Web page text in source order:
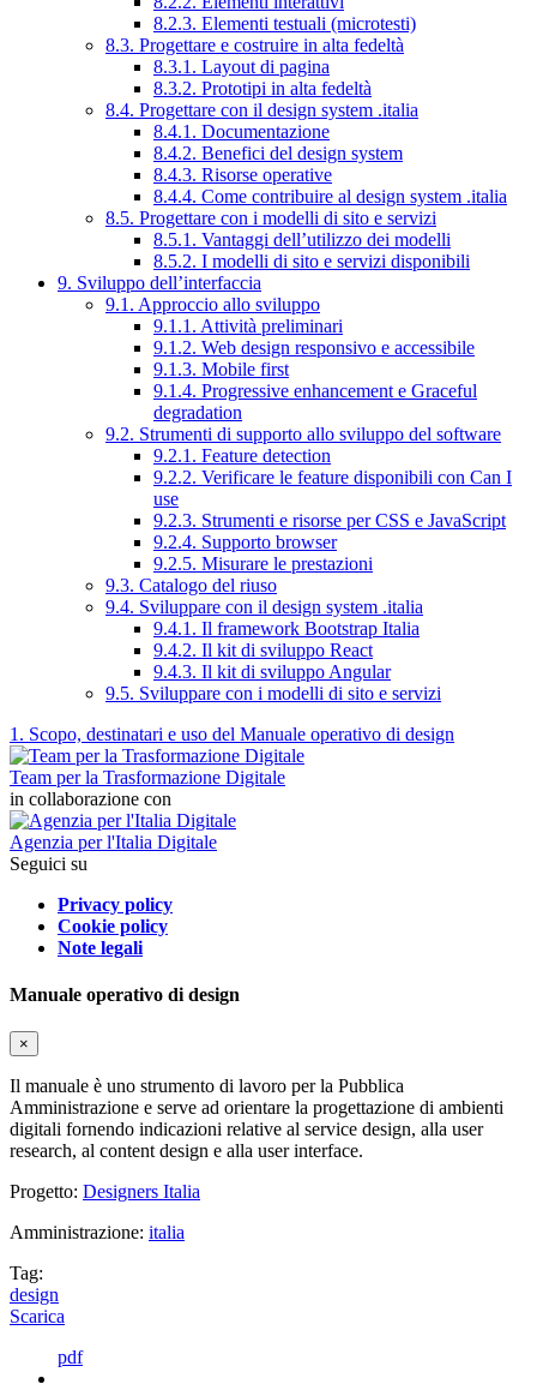
8.2.3. Elementi testuali (microtesti)
8.3. Progettare e costruire in alta fedeltà
8.3.1. Layout di pagina
8.3.2. Prototipi in alta fedeltà
8.4. Progettare con il design system .italia
8.4.1. Documentazione
8.4.2. Benefici del design system
8.4.3. Risorse operative
8.4.4. Come contribuire al design system .italia
8.5. Progettare con i modelli di sito e servizi
8.5.1. Vantaggi dell’utilizzo dei modelli
8.5.2. I modelli di sito e servizi disponibili
9. Sviluppo dell’interfaccia
9.1. Approccio allo sviluppo
9.1.1. Attività preliminari
9.1.2. Web design responsivo e accessibile
9.1.3. Mobile first
9.1.4. Progressive enhancement e Graceful
degradation
9.2. Strumenti di supporto allo sviluppo del software
9.2.1. Feature detection
9.2.2. Verificare le feature disponibili con Can I
use
9.2.3. Strumenti e risorse per CSS e JavaScript
9.2.4. Supporto browser
9.2.5. Misurare le prestazioni
9.3. Catalogo del riuso
9.4. Sviluppare con il design system .italia
9.4.1. Il framework Bootstrap Italia
9.4.2. Il kit di sviluppo React
9.4.3. Il kit di sviluppo Angular
9.5. Sviluppare con i modelli di sito e servizi
1. Scopo, destinatari e uso del Manuale operativo di design
Team per la Trasformazione Digitale
in collaborazione con
Agenzia per l'Italia Digitale
Seguici su
Privacy policy
Cookie policy
Note legali
Manuale operativo di design
×
Il manuale è uno strumento di lavoro per la Pubblica
Amministrazione e serve ad orientare la progettazione di ambienti
digitali fornendo indicazioni relative al service design, alla user
research, al content design e alla user interface.
Progetto: Designers Italia
Amministrazione: italia
Tag:
design
Scarica
pdf